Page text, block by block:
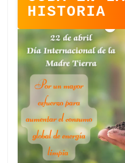
HISTORIA